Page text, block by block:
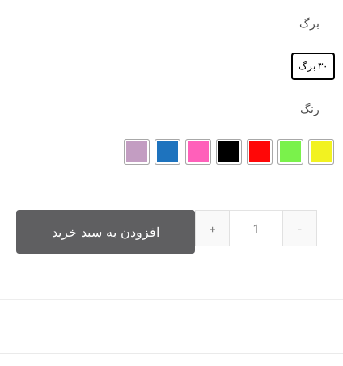
برگ
۳۰ برگ
رنگ
افزودن به سبد خرید